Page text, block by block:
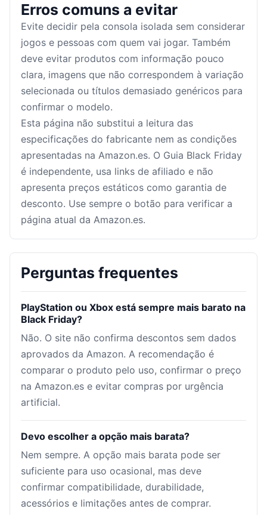
Erros comuns a evitar
Evite decidir pela consola isolada sem considerar
jogos e pessoas com quem vai jogar. Também
deve evitar produtos com informação pouco
clara, imagens que não correspondem à variação
selecionada ou títulos demasiado genéricos para
confirmar o modelo.
Esta página não substitui a leitura das
especificações do fabricante nem as condições
apresentadas na Amazon.es. O Guia Black Friday
é independente, usa links de afiliado e não
apresenta preços estáticos como garantia de
desconto. Use sempre o botão para verificar a
página atual da Amazon.es.
Perguntas frequentes
PlayStation ou Xbox está sempre mais barato na
Black Friday?
Não. O site não confirma descontos sem dados
aprovados da Amazon. A recomendação é
comparar o produto pelo uso, confirmar o preço
na Amazon.es e evitar compras por urgência
artificial.
Devo escolher a opção mais barata?
Nem sempre. A opção mais barata pode ser
suficiente para uso ocasional, mas deve
confirmar compatibilidade, durabilidade,
acessórios e limitações antes de comprar.